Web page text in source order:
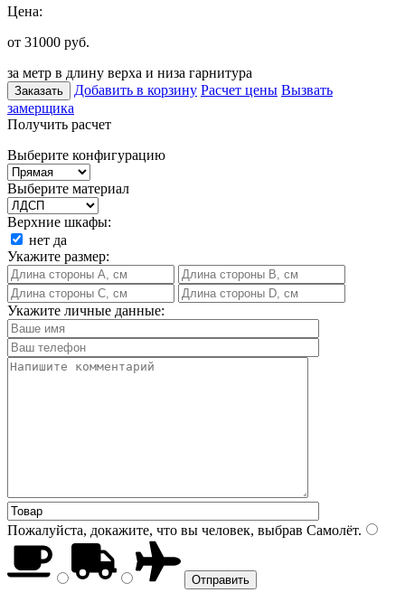
Цена:
от 31000 руб.
за метр в длину верха и низа гарнитура
Заказать Добавить в корзину Расчет цены Вызвать
замерщика
Получить расчет
Выберите конфигурацию
Выберите материал
Верхние шкафы:
нет да
Укажите размер:
Укажите личные данные:
Пожалуйста, докажите, что вы человек, выбрав Самолёт.